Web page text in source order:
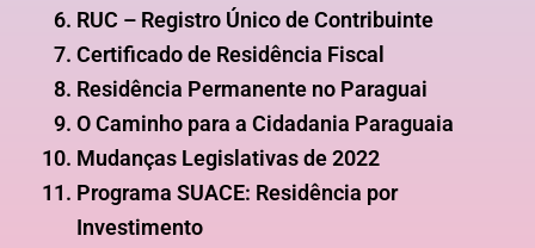
RUC – Registro Único de Contribuinte
Certificado de Residência Fiscal
Residência Permanente no Paraguai
O Caminho para a Cidadania Paraguaia
Mudanças Legislativas de 2022
Programa SUACE: Residência por
Investimento